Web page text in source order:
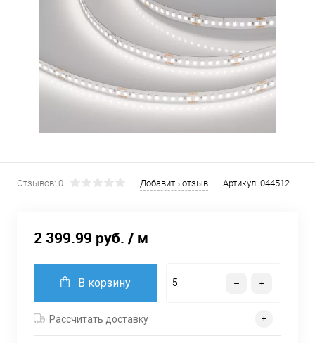
Отзывов: 0 Добавить отзыв Артикул: 044512
2 399.99 руб. / м
В корзину
Рассчитать доставку